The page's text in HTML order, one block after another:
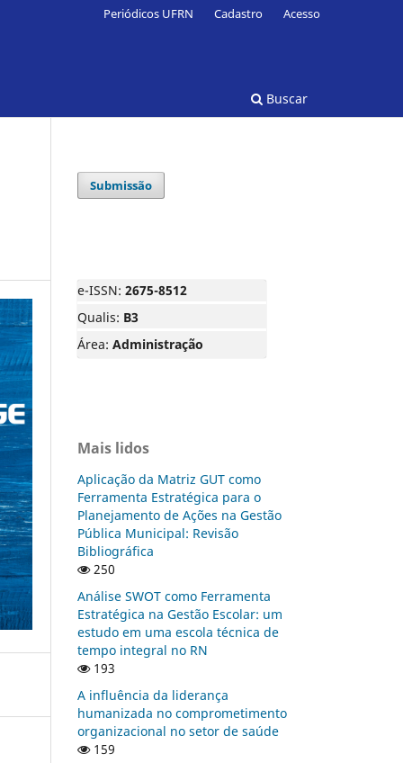
Buscar
Periódicos UFRN Cadastro Acesso
Submissão
e-ISSN: 2675-8512
Qualis: B3
Área: Administração
Mais lidos
Aplicação da Matriz GUT como
Ferramenta Estratégica para o
Planejamento de Ações na Gestão
Pública Municipal: Revisão
Bibliográfica
250
Análise SWOT como Ferramenta
Estratégica na Gestão Escolar: um
estudo em uma escola técnica de
tempo integral no RN
193
A influência da liderança
humanizada no comprometimento
organizacional no setor de saúde
159